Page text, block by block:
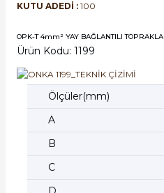
KUTU ADEDİ : 100
OPK-T 4mm² YAY BAĞLANTILI
Ürün Kodu: 1199
Ölçüler(mm)
A
B
C